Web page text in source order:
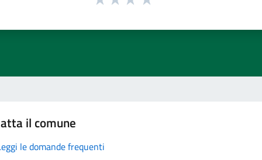
il comune
le domande frequenti